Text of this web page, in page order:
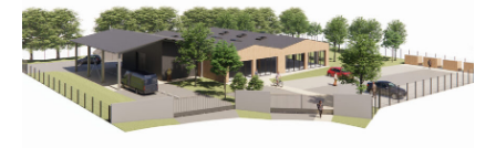
Pôle Consom’acteurs